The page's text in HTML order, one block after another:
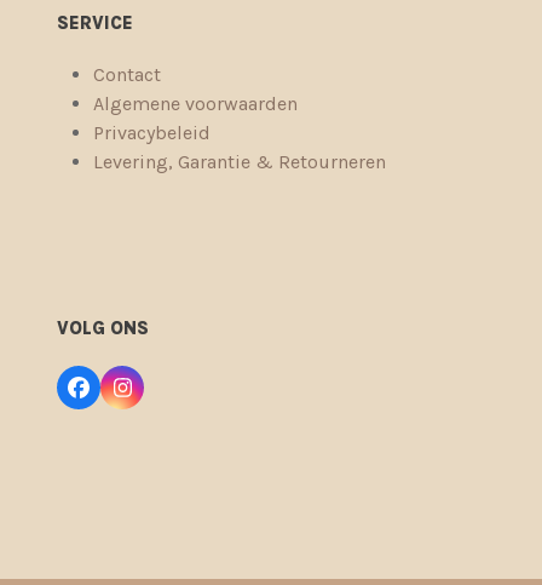
SERVICE
Contact
Algemene voorwaarden
Privacybeleid
Levering, Garantie & Retourneren
VOLG ONS
FacebookInstagram